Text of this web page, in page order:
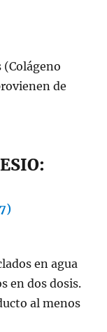
de
en agua
en dos dosis.
al menos